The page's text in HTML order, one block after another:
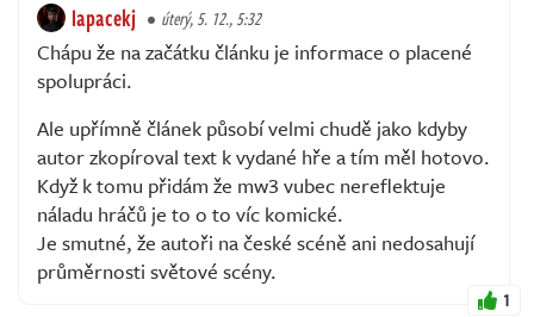
lapacekj úterý, 5. 12., 5:32
Chápu že na začátku článku je informace o placené
spolupráci.
Ale upřímně článek působí velmi chudě jako kdyby
autor zkopíroval text k vydané hře a tím měl hotovo.
Když k tomu přidám že mw3 vubec nereflektuje
náladu hráčů je to o to víc komické.
Je smutné, že autoři na české scéně ani nedosahují
průměrnosti světové scény.
1